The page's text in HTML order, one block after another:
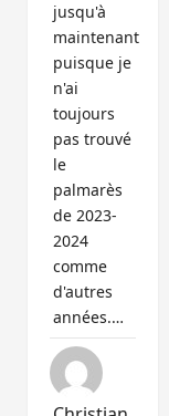
jusqu'à
maintenant
puisque je
n'ai
toujours
pas trouvé
le
palmarès
de 2023-
2024
comme
d'autres
années.…